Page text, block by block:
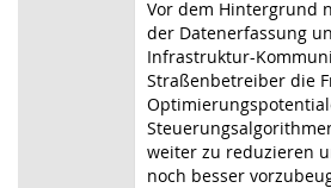
Vor dem Hintergrund
der Datenerfassung
Infrastruktur-
Straßenbetreiber die
weiter zu reduzieren
noch besser